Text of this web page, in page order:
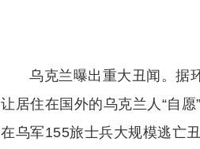
乌克兰曝出重大丑闻。据
让居住在国外的乌克兰人“自
在乌军155旅士兵大规模逃亡